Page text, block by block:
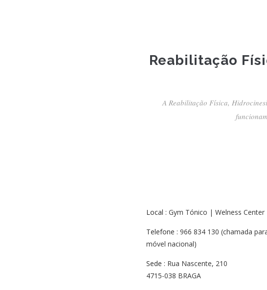
Reabilitação
A Reabilitação Física,
Local : Gym Tónico | Welness Center
Telefone : 966 834 130 (chamada
móvel nacional)
Sede : Rua Nascente, 210
4715-038 BRAGA